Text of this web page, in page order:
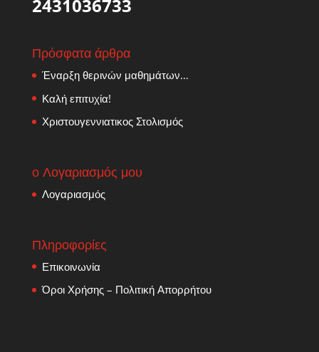
2431036733
Πρόσφατα άρθρα
Έναρξη θερινών μαθημάτων…
Καλή επιτυχία!
Χριστουγεννιατικος Στολισμός
ο Λογαριασμός μου
Λογαριασμός
Πληροφορίες
Επικοινωνία
Όροι Χρήσης – Πολιτική Απορρήτου